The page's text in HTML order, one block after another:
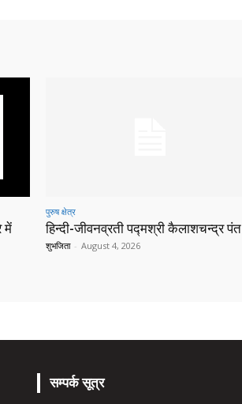
में
पुरुष क्षेत्र
हिन्‍दी-जीवनव्रती पद्मश्री कैलाशचन्‍द्र पंत
शुभजिता - August 4, 2026
सम्पर्क सूत्र